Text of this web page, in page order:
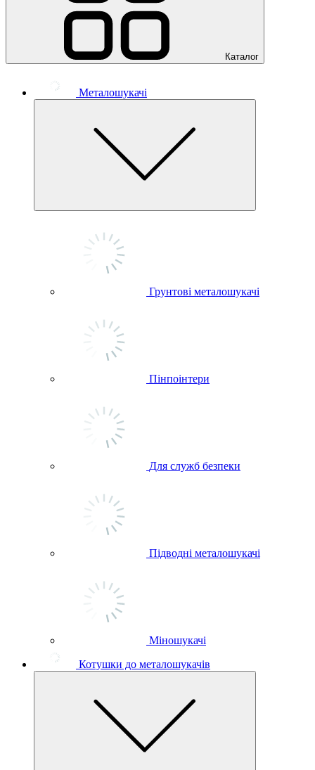
Каталог
Металошукачі
Грунтові металошукачі
Пінпоінтери
Для служб безпеки
Підводні металошукачі
Міношукачі
Котушки до металошукачів